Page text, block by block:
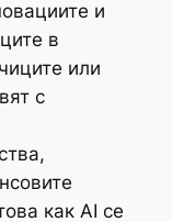
и
в
или
с
как AI се